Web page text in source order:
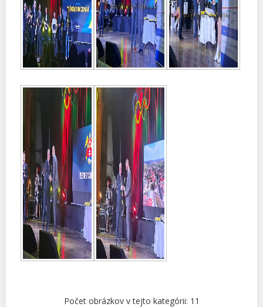
Počet obrázkov v tejto kategórii: 11